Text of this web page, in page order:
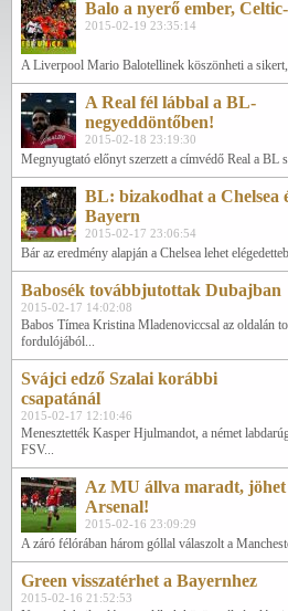
Balo a nyerő ember,
2015-02-19 23:35:14
A Liverpool Mario Balotellinek köszönheti a
A Real fél lábbal a BL-
negyeddöntőben!
2015-02-18 23:19:30
Megnyugtató előnyt szerzett a címvédő Real a BL
BL: bizakodhat a Chelsea
Bayern
2015-02-17 23:06:54
Bár az eredmény alapján a Chelsea lehet
Babosék továbbjutottak Dubajban
2015-02-17 14:02:08
Babos Tímea Kristina Mladenoviccsal az oldalán
fordulójából...
Svájci edző Szalai korábbi
csapatánál
2015-02-17 12:10:46
Menesztették Kasper Hjulmandot, a német
FSV...
Az MU állva maradt, jöhet
Arsenal!
2015-02-16 23:09:29
A záró félórában három góllal válaszolt a
Green visszatérhet a Bayernhez
2015-02-16 21:52:53